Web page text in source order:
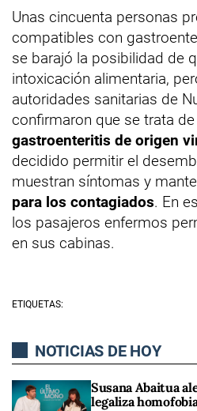
Unas cincuenta personas
compatibles con
se barajó la posibilidad de
intoxicación alimentaria,
autoridades sanitarias de
confirmaron que se trata de
gastroenteritis de origen
decidido permitir el
muestran síntomas y
para los contagiados. En
los pasajeros enfermos
en sus cabinas.
ETIQUETAS:
NOTICIAS DE HOY
Susana Abaitua
legaliza